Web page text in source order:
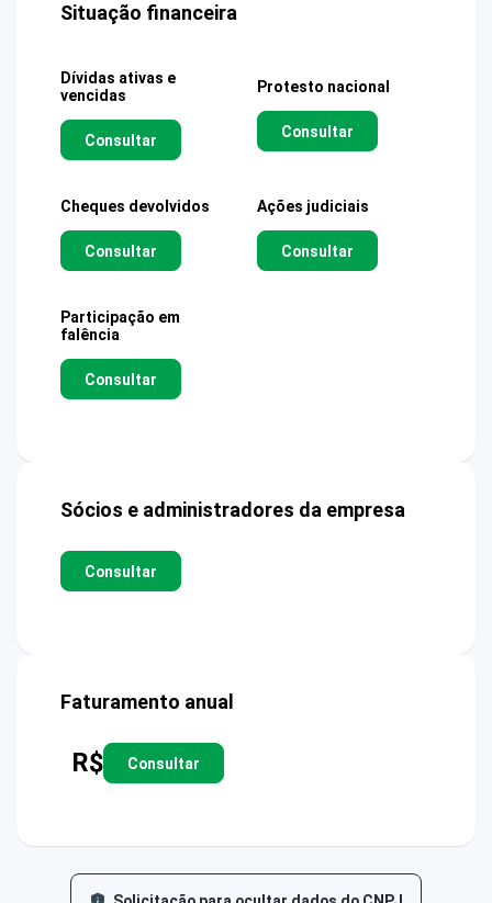
Situação financeira
Dívidas ativas e
vencidas
Consultar
Protesto nacional
Consultar
Cheques devolvidos
Consultar
Ações judiciais
Consultar
Participação em
falência
Consultar
Sócios e administradores da empresa
Consultar
Faturamento anual
R$ Consultar